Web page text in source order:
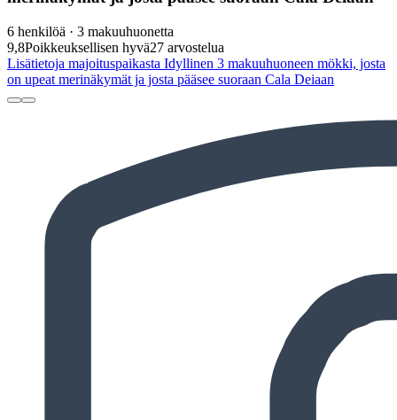
6 henkilöä · 3 makuuhuonetta
9,8Poikkeuksellisen hyvä27 arvostelua
Lisätietoja majoituspaikasta Idyllinen 3 makuuhuoneen mökki, josta
on upeat merinäkymät ja josta pääsee suoraan Cala Deiaan